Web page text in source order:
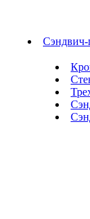
Сэндвич-